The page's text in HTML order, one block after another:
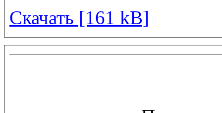
Скачать [161 kB]